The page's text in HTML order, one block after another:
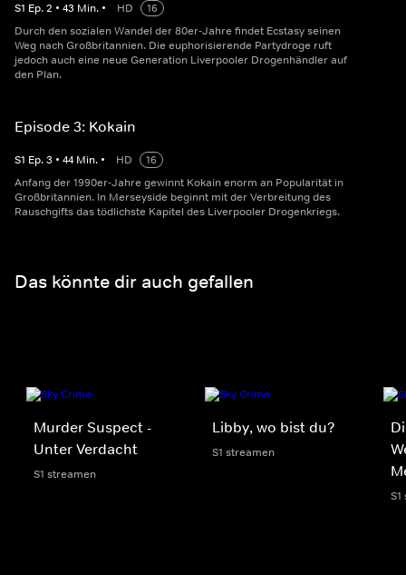
S1 Ep.2 • 43 Min. • HD
16
Durch den sozialen Wandel der 80er-Jahre findet Ecstasy seinen
Weg nach Großbritannien. Die euphorisierende Partydroge ruft
jedoch auch eine neue Generation Liverpooler Drogenhändler auf
den Plan.
Episode 3: Kokain
S1 Ep.3 • 44 Min. • HD
16
Anfang der 1990er-Jahre gewinnt Kokain enorm an Popularität in
Großbritannien. In Merseyside beginnt mit der Verbreitung des
Rauschgifts das tödlichste Kapitel des Liverpooler Drogenkriegs.
Das könnte dir auch gefallen
Murder Suspect -
Unter Verdacht
S1 streamen
Libby, wo bist du?
S1 streamen